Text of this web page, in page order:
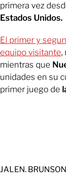
primera vez
Estados Unidos.
El primer y
equipo visitante,
mientras que
unidades en su
primer juego de
JALEN.